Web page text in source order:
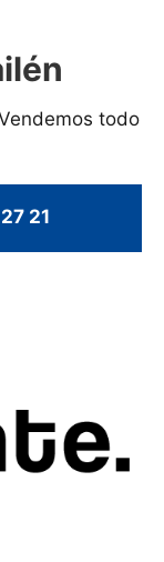
todo
21